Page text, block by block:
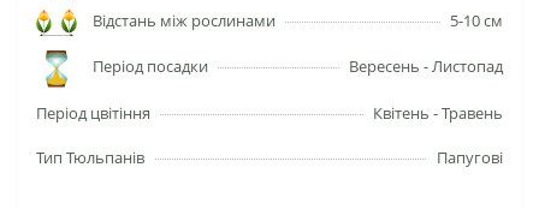
Відстань між рослинами 5-10 см
Період посадки Вересень - Листопад
Період цвітіння Квітень - Травень
Тип Тюльпанів Папугові